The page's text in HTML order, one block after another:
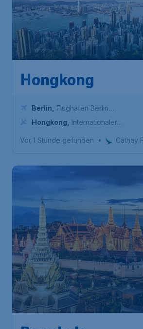
Hongkong
Berlin
Flughafen Berlin
Brandenburg
Hongkong
Internationaler
Vor 1 Stunde gefunden • Cathay